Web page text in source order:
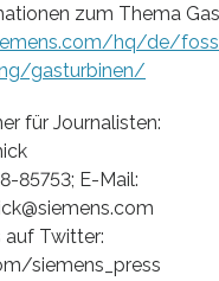
zum Thema
hq/de/
gasturbinen/
für Journalisten:
85753; E-Mail:
auf Twitter:
siemens_press